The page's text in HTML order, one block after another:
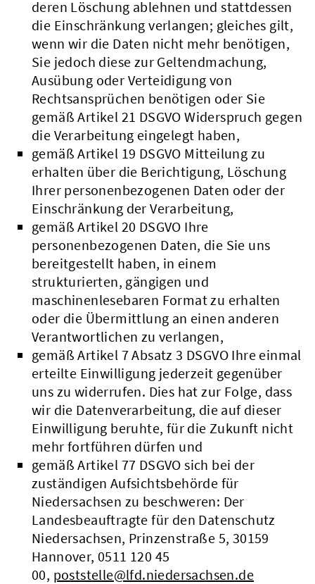
deren Löschung ablehnen und stattdessen
die Einschränkung verlangen; gleiches gilt,
wenn wir die Daten nicht mehr benötigen,
Sie jedoch diese zur Geltendmachung,
Ausübung oder Verteidigung von
Rechtsansprüchen benötigen oder Sie
gemäß Artikel 21 DSGVO Widerspruch gegen
die Verarbeitung eingelegt haben,
gemäß Artikel 19 DSGVO Mitteilung zu
erhalten über die Berichtigung, Löschung
Ihrer personenbezogenen Daten oder der
Einschränkung der Verarbeitung,
gemäß Artikel 20 DSGVO Ihre
personenbezogenen Daten, die Sie uns
bereitgestellt haben, in einem
strukturierten, gängigen und
maschinenlesebaren Format zu erhalten
oder die Übermittlung an einen anderen
Verantwortlichen zu verlangen,
gemäß Artikel 7 Absatz 3 DSGVO Ihre einmal
erteilte Einwilligung jederzeit gegenüber
uns zu widerrufen. Dies hat zur Folge, dass
wir die Datenverarbeitung, die auf dieser
Einwilligung beruhte, für die Zukunft nicht
mehr fortführen dürfen und
gemäß Artikel 77 DSGVO sich bei der
zuständigen Aufsichtsbehörde für
Niedersachsen zu beschweren: Der
Landesbeauftragte für den Datenschutz
Niedersachsen, Prinzenstraße 5, 30159
Hannover, 0511 120 45
00, poststelle@lfd.niedersachsen.de